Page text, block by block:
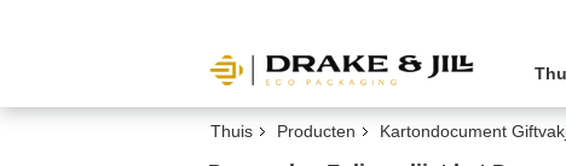
Thuis Producten Kartondocument